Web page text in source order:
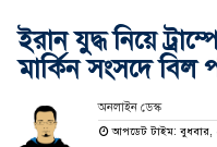
ইরান যুদ্ধ নিয়ে
মার্কিন সংসদে বিল
অনলাইন ডেস্ক
আপডেট টাইম: